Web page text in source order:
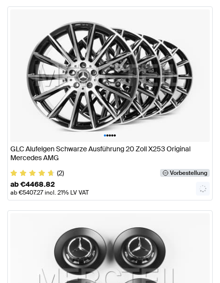
•••••
GLC Alufelgen Schwarze Ausführung 20 Zoll X253 Original
Mercedes AMG
(2)
Vorbestellung
ab€4468.82
ab€5407.27incl. 21% LV VAT